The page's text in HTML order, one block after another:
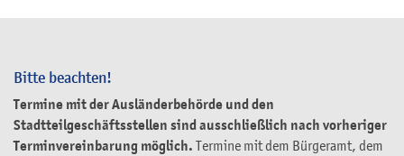
Bitte beachten!
Termine mit der Ausländerbehörde und den
Stadtteilgeschäftsstellen sind ausschließlich nach vorheriger
Terminvereinbarung möglich. Termine mit dem Bürgeramt, dem